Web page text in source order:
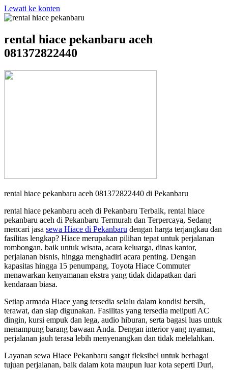
Lewati ke konten
rental hiace pekanbaru aceh
081372822440
rental hiace pekanbaru aceh 081372822440 di Pekanbaru
rental hiace pekanbaru aceh di Pekanbaru Terbaik, rental hiace
pekanbaru aceh di Pekanbaru Termurah dan Terpercaya, Sedang
mencari jasa sewa Hiace di Pekanbaru dengan harga terjangkau dan
fasilitas lengkap? Hiace merupakan pilihan tepat untuk perjalanan
rombongan, baik untuk wisata, acara keluarga, dinas kantor,
perjalanan bisnis, hingga menghadiri acara penting. Dengan
kapasitas hingga 15 penumpang, Toyota Hiace Commuter
menawarkan kenyamanan ekstra yang tidak didapatkan dari
kendaraan biasa.
Setiap armada Hiace yang tersedia selalu dalam kondisi bersih,
terawat, dan siap digunakan. Fasilitas yang tersedia meliputi AC
dingin, kursi empuk dan lega, audio hiburan, serta bagasi luas untuk
menampung barang bawaan Anda. Dengan interior yang nyaman,
perjalanan jauh terasa lebih menyenangkan dan tidak melelahkan.
Layanan sewa Hiace Pekanbaru sangat fleksibel untuk berbagai
tujuan perjalanan, baik dalam kota maupun luar kota seperti Duri,